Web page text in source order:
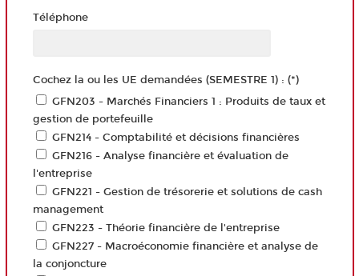
Téléphone
Cochez la ou les UE demandées (SEMESTRE 1) : (*)
GFN203 - Marchés Financiers 1 : Produits de taux et
gestion de portefeuille
GFN214 - Comptabilité et décisions financières
GFN216 - Analyse financière et évaluation de
l'entreprise
GFN221 - Gestion de trésorerie et solutions de cash
management
GFN223 - Théorie financière de l'entreprise
GFN227 - Macroéconomie financière et analyse de
la conjoncture